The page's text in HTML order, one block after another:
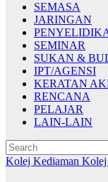
SEMASA
JARINGAN
SEMINAR
SUKAN &
IPT/AGENSI
KERATAN
RENCANA
PELAJAR
LAIN-LAIN
Kolej Kediaman Kolej